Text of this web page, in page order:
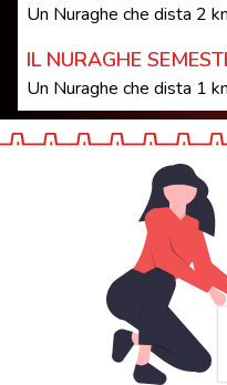
Un Nuraghe che dista 2
IL NURAGHE
Un Nuraghe che dista 1